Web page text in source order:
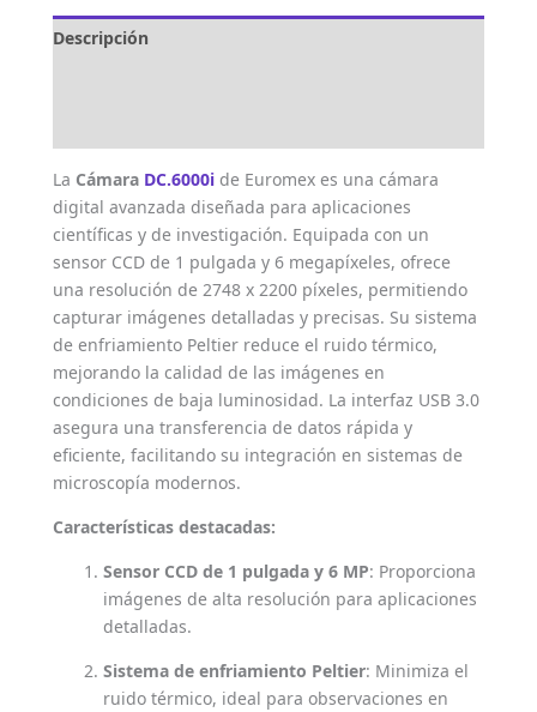
Descripción
La Cámara DC.6000i de Euromex es una cámara
digital avanzada diseñada para aplicaciones
científicas y de investigación. Equipada con un
sensor CCD de 1 pulgada y 6 megapíxeles, ofrece
una resolución de 2748 x 2200 píxeles, permitiendo
capturar imágenes detalladas y precisas. Su sistema
de enfriamiento Peltier reduce el ruido térmico,
mejorando la calidad de las imágenes en
condiciones de baja luminosidad. La interfaz USB 3.0
asegura una transferencia de datos rápida y
eficiente, facilitando su integración en sistemas de
microscopía modernos.
Características destacadas:
Sensor CCD de 1 pulgada y 6 MP: Proporciona
imágenes de alta resolución para aplicaciones
detalladas.
Sistema de enfriamiento Peltier: Minimiza el
ruido térmico, ideal para observaciones en